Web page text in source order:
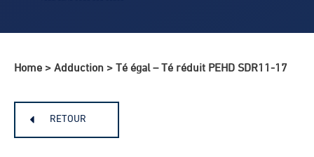
Home > Adduction > Té égal – Té réduit PEHD SDR11-17
RETOUR